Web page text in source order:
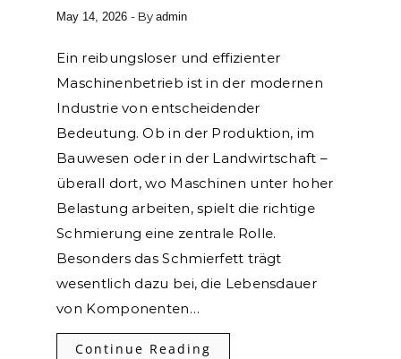
May 14, 2026 - Byadmin
Ein reibungsloser und effizienter
Maschinenbetrieb ist in der modernen
Industrie von entscheidender
Bedeutung. Ob in der Produktion, im
Bauwesen oder in der Landwirtschaft –
überall dort, wo Maschinen unter hoher
Belastung arbeiten, spielt die richtige
Schmierung eine zentrale Rolle.
Besonders das Schmierfett trägt
wesentlich dazu bei, die Lebensdauer
von Komponenten…
Continue Reading